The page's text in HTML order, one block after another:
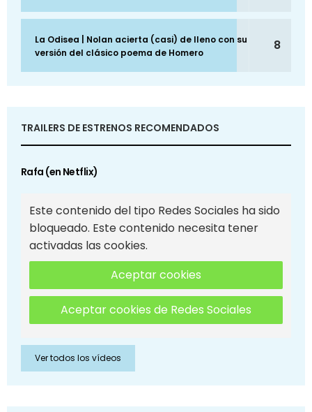
La Odisea | Nolan acierta (casi) de lleno con su
versión del clásico poema de Homero
8
TRAILERS DE ESTRENOS RECOMENDADOS
Rafa (en Netflix)
Este contenido del tipo Redes Sociales ha sido
bloqueado. Este contenido necesita tener
activadas las cookies.
Aceptar cookies
Aceptar cookies de Redes Sociales
Ver todos los vídeos